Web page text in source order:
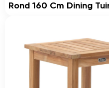
Rond 160 Cm Dining